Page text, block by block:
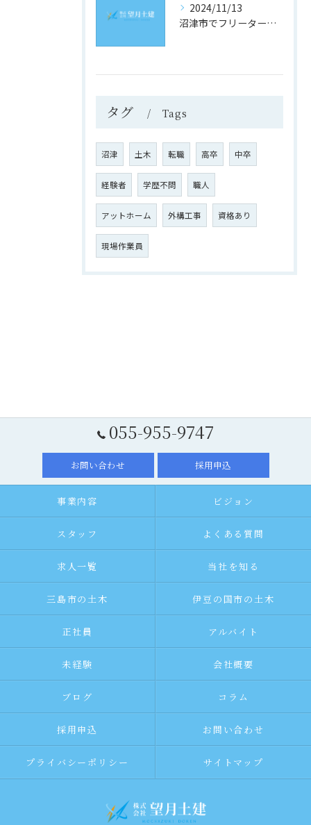
2024/11/13
沼津市でフリーター歓迎！理想の土木求人を見つけるための究極ガイド
タグ Tags
沼津 土木 転職 高卒 中卒
経験者 学歴不問 職人
アットホーム 外構工事 資格あり
現場作業員
055-955-9747
お問い合わせ 採用申込
事業内容 ビジョン
スタッフ よくある質問
求人一覧 当社を知る
三島市の土木 伊豆の国市の土木
正社員 アルバイト
未経験 会社概要
ブログ コラム
採用申込 お問い合わせ
プライバシーポリシー サイトマップ